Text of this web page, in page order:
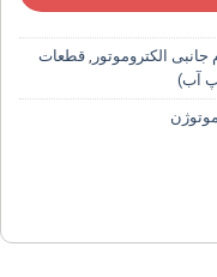
جانبی الکتروموتور ,قطعات
آب)